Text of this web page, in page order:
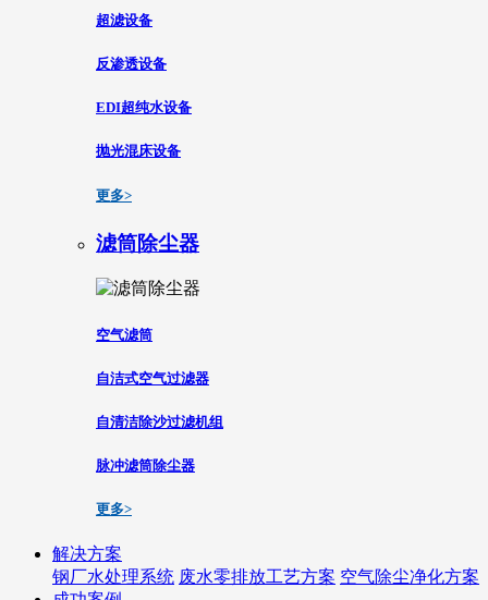
超滤设备
反渗透设备
EDI超纯水设备
抛光混床设备
更多>
滤筒除尘器
空气滤筒
自洁式空气过滤器
自清洁除沙过滤机组
脉冲滤筒除尘器
更多>
解决方案
钢厂水处理系统 废水零排放工艺方案 空气除尘净化方案